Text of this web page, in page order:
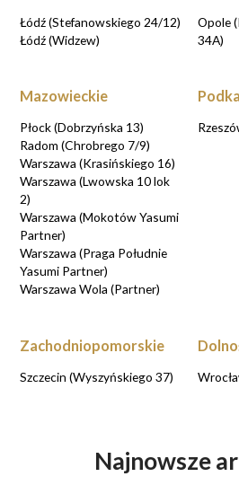
Łódź (Stefanowskiego 24/12)
Łódź (Widzew)
Opole
34A)
Mazowieckie
Płock (Dobrzyńska 13)
Radom (Chrobrego 7/9)
Warszawa (Krasińskiego 16)
Warszawa (Lwowska 10 lok
2)
Warszawa (Mokotów Yasumi
Partner)
Warszawa (Praga Południe
Yasumi Partner)
Warszawa Wola (Partner)
Zachodniopomorskie
Szczecin (Wyszyńskiego 37)
Najnowsze